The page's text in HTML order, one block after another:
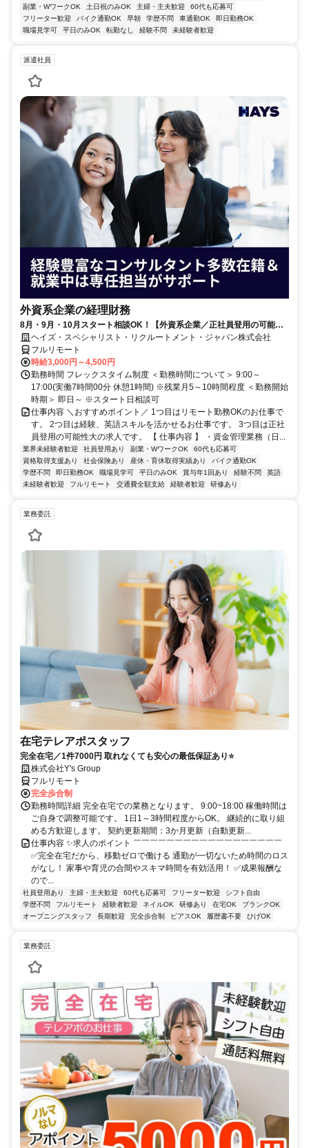
副業・WワークOK
土日祝のみOK 主婦・主夫歓迎
60代も応募可
フリーター歓迎
バイク通勤OK 早朝 学歴不問 車通勤OK
即日勤務OK
職場見学可
平日のみOK 転勤なし 経験不問 未経験者歓迎
派遣社員
外資系企業の経理財務
8月・9月・10月スタート相談OK！【外資系企業／正社員登用の可能性
大／700万～800万／リモート勤務OK】経理財務
ヘイズ・スペシャリスト・リクルートメント・ジャパン株式会社
フルリモート
時給3,000円～4,500円
勤務時間 フレックスタイム制度 ＜勤務時間について＞ 9:00～
17:00(実働7時間00分 休憩1時間) ※残業月5～10時間程度 ＜勤務開始
時期＞ 即日～ ※スタート日相談可
仕事内容 ＼おすすめポイント／ 1つ目はリモート勤務OKのお仕事で
す。 2つ目は経験、英語スキルを活かせるお仕事です。 3つ目は正社
員登用の可能性大の求人です。 【 仕事内容 】 ・資金管理業務（日...
業界未経験者歓迎 社員登用あり 副業・WワークOK
60代も応募可
資格取得支援あり
社会保険あり 産休・育休取得実績あり
バイク通勤OK
学歴不問
即日勤務OK 職場見学可 平日のみOK 賞与年1回あり 経験不問
英語
未経験者歓迎
フルリモート 交通費全額支給 経験者歓迎 研修あり
業務委託
在宅テレアポスタッフ
完全在宅／1件7000円 取れなくても安心の最低保証あり⭐
株式会社Y's Group
フルリモート
完全歩合制
勤務時間詳細 完全在宅での業務となります。 9:00~18:00 稼働時間は
ご自身で調整可能です。 1日1～3時間程度からOK。 継続的に取り組
める方歓迎します。 契約更新期間：3か月更新（自動更新...
仕事内容 ✨求人のポイント ￣￣￣￣￣￣￣￣￣￣￣￣￣￣￣￣￣￣
✅完全在宅だから、移動ゼロで働ける 通勤が一切ないため時間のロス
がなし！ 家事や育児の合間やスキマ時間を有効活用！ ✅成果報酬な
ので...
社員登用あり 主婦・主夫歓迎 60代も応募可 フリーター歓迎
シフト自由
学歴不問
フルリモート 経験者歓迎 ネイルOK 研修あり 在宅OK
ブランクOK
オープニングスタッフ
長期歓迎 完全歩合制 ピアスOK 履歴書不要 ひげOK
業務委託